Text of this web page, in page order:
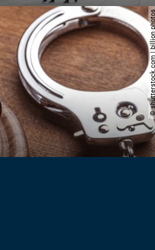
©